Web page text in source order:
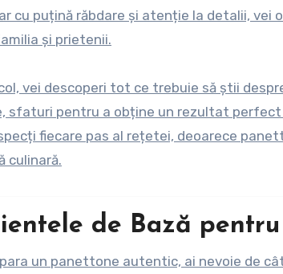
cu puțină răbdare și atenție la detalii,
și prietenii.
vei descoperi tot ce trebuie să știi
sfaturi pentru a obține un rezultat
fiecare pas al rețetei, deoarece
culinară.
de Bază
un panettone autentic, ai nevoie de